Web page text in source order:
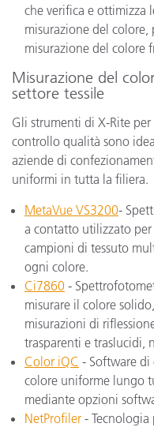
che verifica e ottimizza
misurazione del
misurazione del colore
Misurazione del
settore tessile
Gli strumenti di X-Rite
controllo qualità sono
aziende di
uniformi in tutta la filiera.
MetaVue VS3200-
a contatto utilizzato
campioni di tessuto
ogni colore.
Ci7860 -
misurare il colore
misurazioni di
trasparenti e traslucidi,
Color iQC - Software di
colore uniforme lungo
mediante opzioni
NetProfiler -